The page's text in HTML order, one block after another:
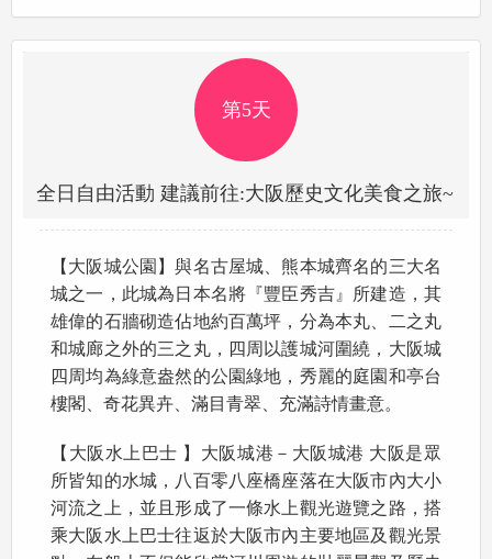
第5天
全日自由活動 建議前往:大阪歷史文化美食之旅~
【大阪城公園】與名古屋城、熊本城齊名的三大名
城之一，此城為日本名將『豐臣秀吉』所建造，其
雄偉的石牆砌造佔地約百萬坪，分為本丸、二之丸
和城廊之外的三之丸，四周以護城河圍繞，大阪城
四周均為綠意盎然的公園綠地，秀麗的庭園和亭台
樓閣、奇花異卉、滿目青翠、充滿詩情畫意。
【大阪水上巴士 】大阪城港－大阪城港 大阪是眾
所皆知的水城，八百零八座橋座落在大阪市內大小
河流之上，並且形成了一條水上觀光遊覽之路，搭
乘大阪水上巴士往返於大阪市內主要地區及觀光景